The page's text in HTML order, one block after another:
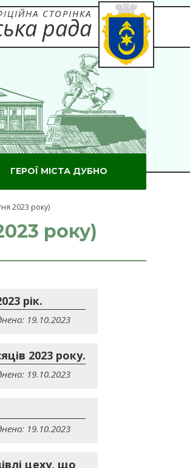
СТОРІНКА
рада
ГЕРОЇ МІСТА ДУБНО
2023 року)
року)
рік.
19.10.2023
2023 року.
19.10.2023
19.10.2023
цеху, що